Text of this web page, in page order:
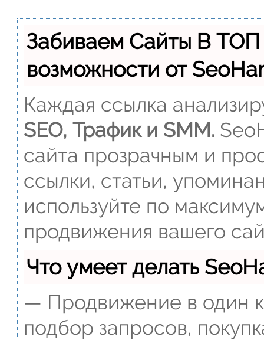
Забиваем Сайты В
возможности от
Каждая ссылка
SEO, Трафик и SMM.
сайта прозрачным и
ссылки, статьи,
используйте по
продвижения вашего
Что умеет делать
— Продвижение в один
подбор запросов,